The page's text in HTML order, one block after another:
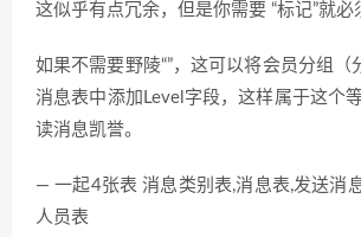
这似乎有点冗余，但是你需要 “标记”就必
如果不需要野陵“”，这可以将会员分组（
消息表中添加Level字段，这样属于这个
读消息凯誉。
— 一起4张表 消息类别表,消息表,发送消
人员表